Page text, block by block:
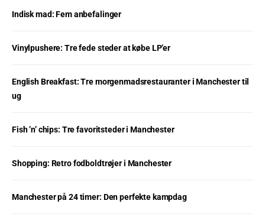
Indisk mad: Fem anbefalinger
Vinylpushere: Tre fede steder at købe LP’er
English Breakfast: Tre morgenmadsrestauranter i Manchester til
ug
Fish ’n’ chips: Tre favoritsteder i Manchester
Shopping: Retro fodboldtrøjer i Manchester
Manchester på 24 timer: Den perfekte kampdag